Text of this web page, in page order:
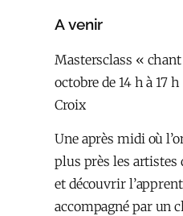
A venir
Mastersclass «
octobre de 14 h à 17
Croix
Une après midi où
plus près les artistes
et découvrir
accompagné par un